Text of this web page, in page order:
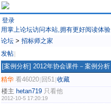
登录
用掌上论坛访问本站,拥有更好阅读体验
论坛 > 招标师之家
发帖
[案例分析] 2012年协会课件－案例分析
精华 看46020 回51 收藏
楼主 hetan719 只看他
2012-10-5 17:20:19